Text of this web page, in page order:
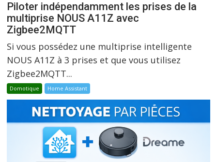
Piloter indépendamment les prises de la
multiprise NOUS A11Z avec
Zigbee2MQTT
Si vous possédez une multiprise intelligente
NOUS A11Z à 3 prises et que vous utilisez
Zigbee2MQTT...
Domotique Home Assistant